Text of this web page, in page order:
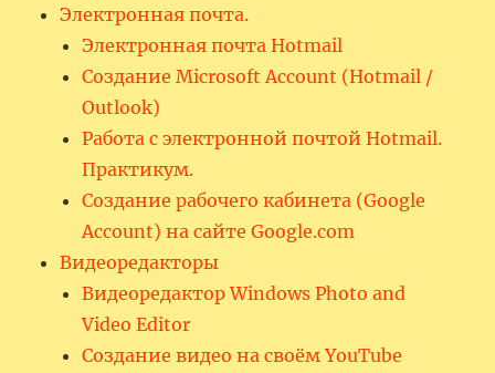
Электронная почта.
Электронная почта Hotmail
Создание Microsoft Account (Hotmail /
Outlook)
Работа с электронной почтой Hotmail.
Практикум.
Создание рабочего кабинета (Google
Account) на сайте Google.com
Видеоредакторы
Видеоредактор Windows Photo and
Video Editor
Создание видео на своём YouTube